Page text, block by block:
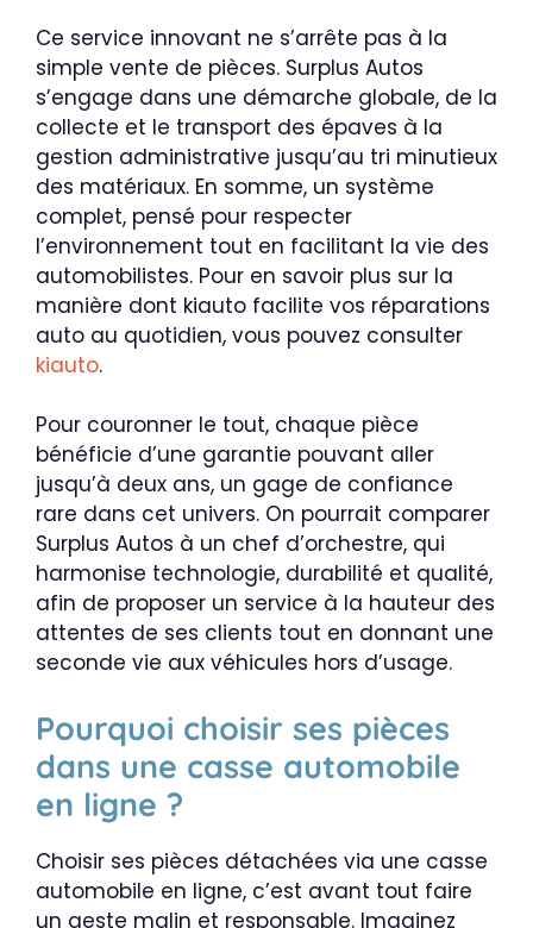
Ce service innovant ne s’arrête pas à la
simple vente de pièces. Surplus Autos
s’engage dans une démarche globale, de la
collecte et le transport des épaves à la
gestion administrative jusqu’au tri minutieux
des matériaux. En somme, un système
complet, pensé pour respecter
l’environnement tout en facilitant la vie des
automobilistes. Pour en savoir plus sur la
manière dont kiauto facilite vos réparations
auto au quotidien, vous pouvez consulter
kiauto.
Pour couronner le tout, chaque pièce
bénéficie d’une garantie pouvant aller
jusqu’à deux ans, un gage de confiance
rare dans cet univers. On pourrait comparer
Surplus Autos à un chef d’orchestre, qui
harmonise technologie, durabilité et qualité,
afin de proposer un service à la hauteur des
attentes de ses clients tout en donnant une
seconde vie aux véhicules hors d’usage.
Pourquoi choisir ses pièces
dans une casse automobile
en ligne ?
Choisir ses pièces détachées via une casse
automobile en ligne, c’est avant tout faire
un geste malin et responsable. Imaginez